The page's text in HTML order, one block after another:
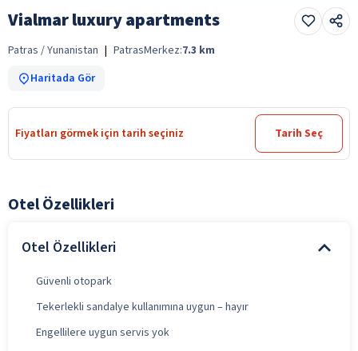
Vialmar luxury apartments
Patras / Yunanistan | PatrasMerkez:7.3 km
Haritada Gör
Fiyatları görmek için tarih seçiniz Tarih Seç
Otel Özellikleri
Otel Özellikleri
Güvenli otopark
Tekerlekli sandalye kullanımına uygun – hayır
Engellilere uygun servis yok